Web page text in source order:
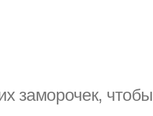
заморочек, чтобы